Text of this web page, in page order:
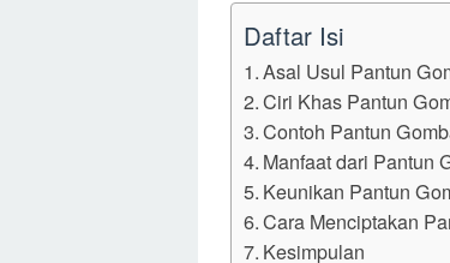
Daftar Isi
Asal Usul Pantun
Ciri Khas Pantun
Contoh Pantun
Manfaat dari Pantun
Keunikan Pantun
Cara Menciptakan
Kesimpulan